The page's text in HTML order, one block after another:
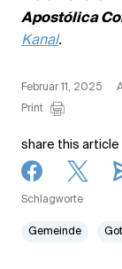
Apostólica
Kanal.
Februar 11, 2025
Print
share this article
Schlagworte
Gemeinde